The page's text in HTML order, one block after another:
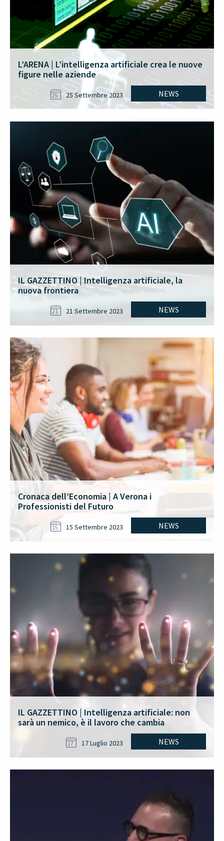
L’ARENA | L’intelligenza artificiale crea le nuove
figure nelle aziende
NEWS
25 25 Settembre 2023
IL GAZZETTINO | Intelligenza artificiale, la
nuova frontiera
NEWS
21 21 Settembre 2023
Cronaca dell’Economia | A Verona i
Professionisti del Futuro
NEWS
15 15 Settembre 2023
IL GAZZETTINO | Intelligenza artificiale: non
sarà un nemico, è il lavoro che cambia
NEWS
17 17 Luglio 2023